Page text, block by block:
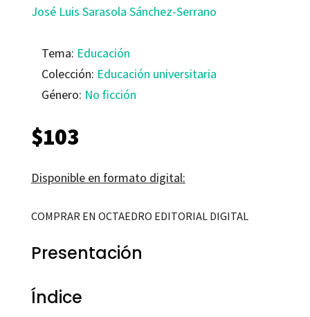
José Luis Sarasola Sánchez-Serrano
Tema: Educación
Colección: Educación universitaria
Género: No ficción
$103
Disponible en formato digital:
COMPRAR EN OCTAEDRO EDITORIAL DIGITAL
Presentación
Índice